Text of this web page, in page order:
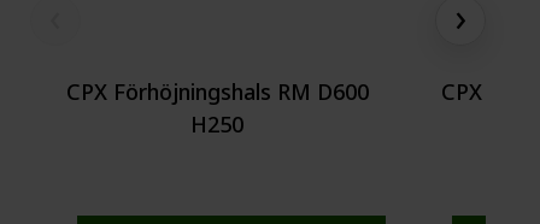
›
CPX Förhöjningshals RM D600
H250
CPX